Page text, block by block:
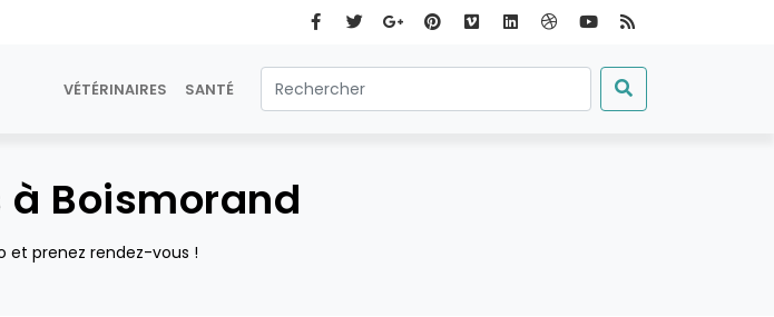
VÉTÉRINAIRES SANTÉ
Boismorand
et prenez rendez-vous !